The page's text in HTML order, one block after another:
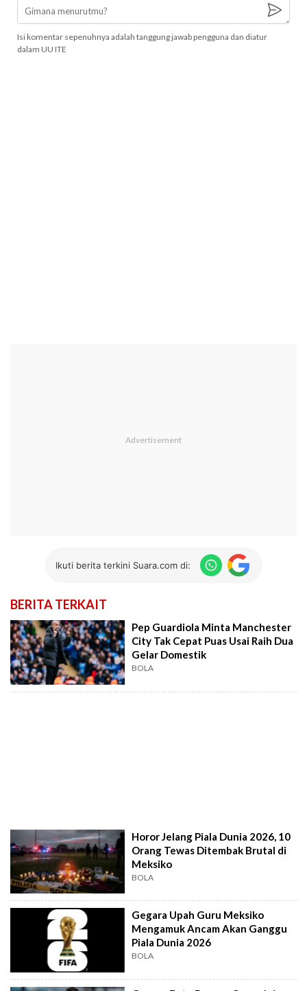
Isi komentar sepenuhnya adalah tanggung jawab pengguna dan diatur
dalam UU ITE
Ikuti berita terkini Suara.com di:
BERITA TERKAIT
Pep Guardiola Minta Manchester
City Tak Cepat Puas Usai Raih Dua
Gelar Domestik
BOLA
Horor Jelang Piala Dunia 2026, 10
Orang Tewas Ditembak Brutal di
Meksiko
BOLA
Gegara Upah Guru Meksiko
Mengamuk Ancam Akan Ganggu
Piala Dunia 2026
BOLA